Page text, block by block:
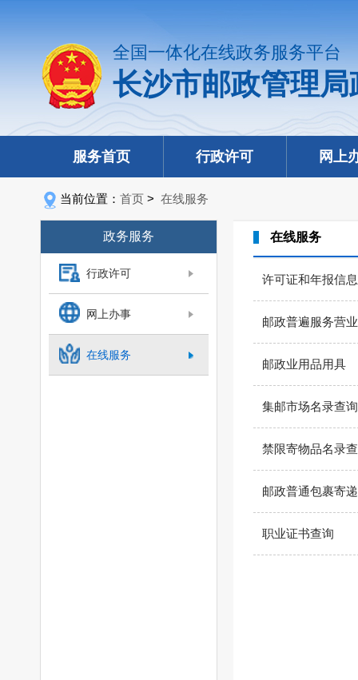
全国一体化在线政务服务平台
长沙市邮政管理
服务首页 行政许可 网上
当前位置： 首页 > 在线服务
政务服务
行政许可
网上办事
在线服务
在线服务
许可证和年报信
邮政普遍服务营
邮政业用品用具
集邮市场名录查询
禁限寄物品名录
邮政普通包裹寄
职业证书查询